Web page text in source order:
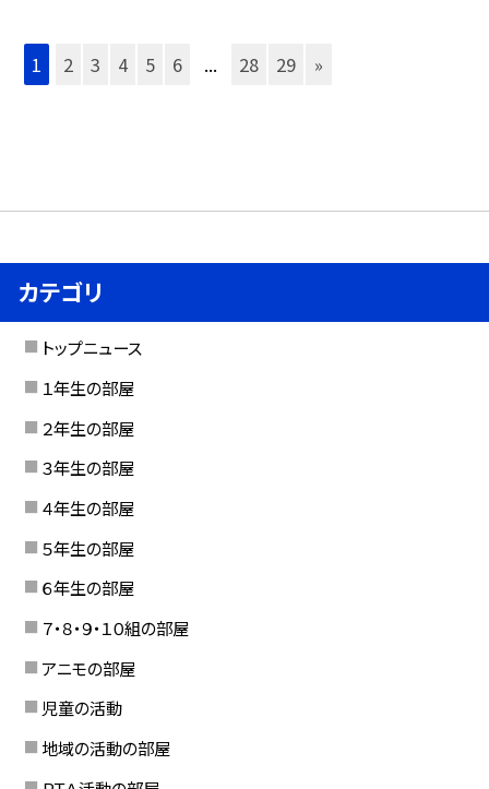
1 2 3 4 5 6 ... 28 29 »
カテゴリ
トップニュース
１年生の部屋
２年生の部屋
３年生の部屋
４年生の部屋
５年生の部屋
６年生の部屋
７・８・９・１０組の部屋
アニモの部屋
児童の活動
地域の活動の部屋